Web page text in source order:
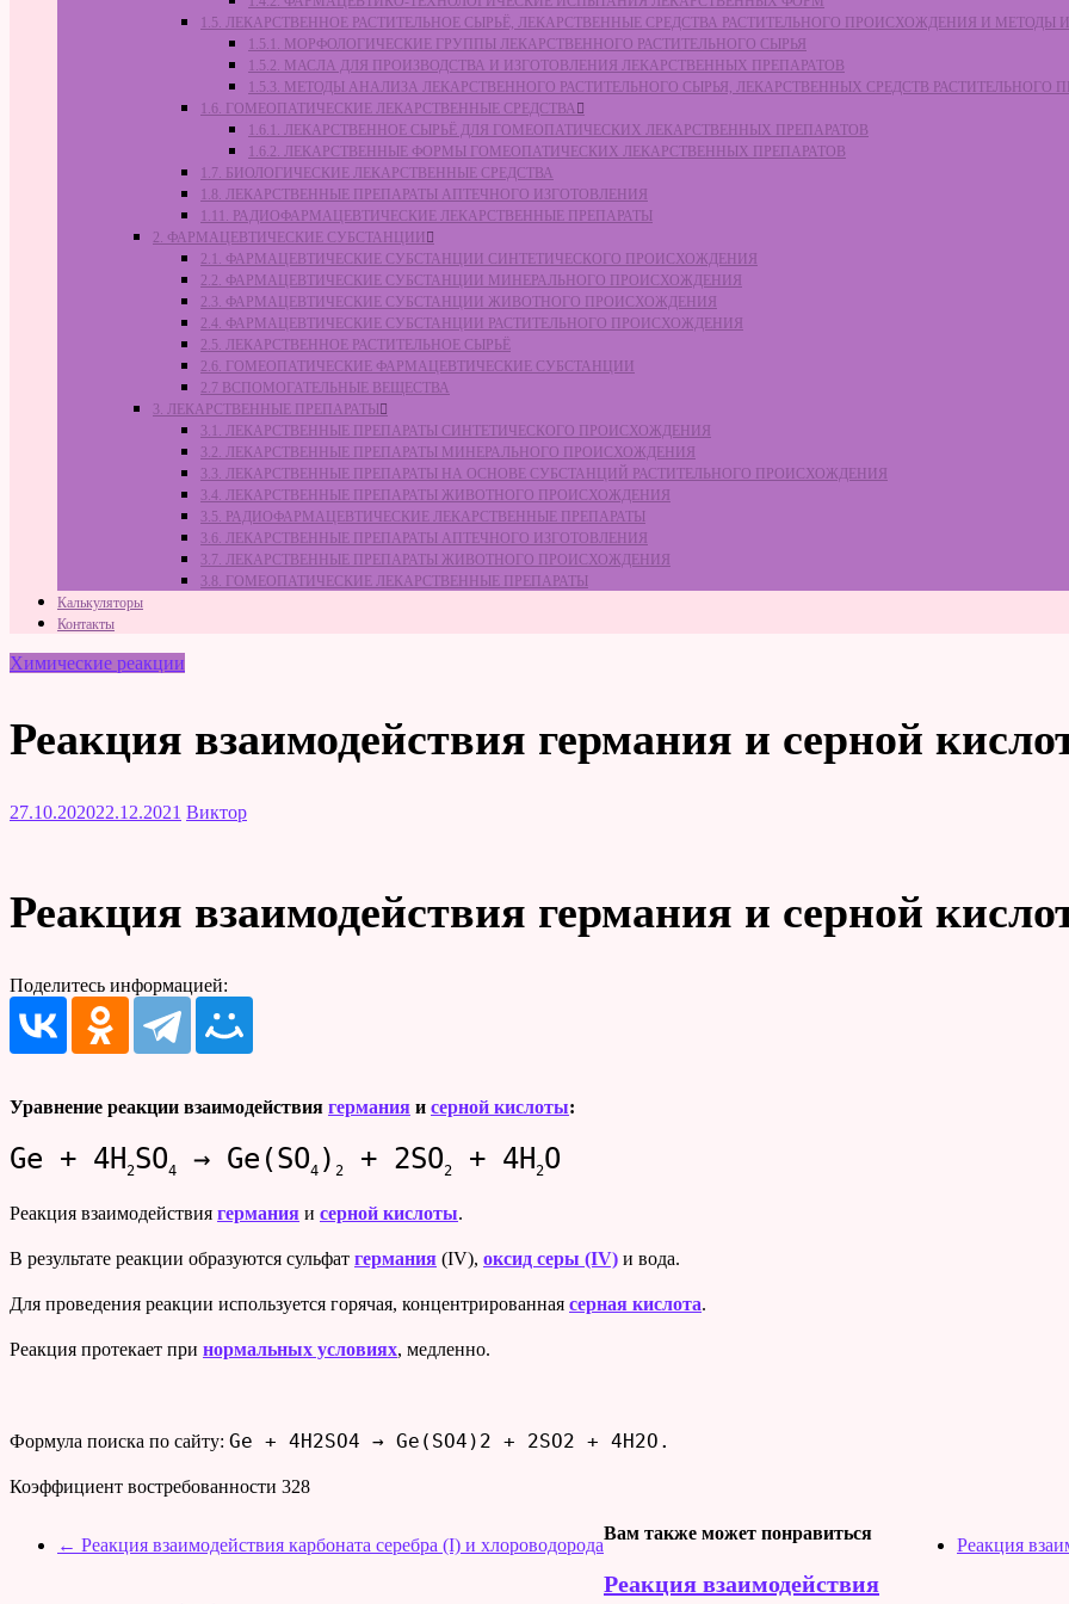
1.5. ЛЕКАРСТВЕННОЕ РАСТИТЕЛЬНОЕ СЫРЬЁ, ЛЕКАРСТВЕННЫЕ СРЕДСТВА РАСТИТЕЛЬНОГО ПРОИСХОЖДЕНИЯ И МЕТОДЫ
1.5.1. МОРФОЛОГИЧЕСКИЕ ГРУППЫ ЛЕКАРСТВЕННОГО РАСТИТЕЛЬНОГО СЫРЬЯ
1.5.2. МАСЛА ДЛЯ ПРОИЗВОДСТВА И ИЗГОТОВЛЕНИЯ ЛЕКАРСТВЕННЫХ ПРЕПАРАТОВ
1.5.3. МЕТОДЫ АНАЛИЗА ЛЕКАРСТВЕННОГО РАСТИТЕЛЬНОГО СЫРЬЯ, ЛЕКАРСТВЕННЫХ СРЕДСТВ РАСТИТЕЛЬНОГО
1.6. ГОМЕОПАТИЧЕСКИЕ ЛЕКАРСТВЕННЫЕ СРЕДСТВА
1.6.1. ЛЕКАРСТВЕННОЕ СЫРЬЁ ДЛЯ ГОМЕОПАТИЧЕСКИХ ЛЕКАРСТВЕННЫХ ПРЕПАРАТОВ
1.6.2. ЛЕКАРСТВЕННЫЕ ФОРМЫ ГОМЕОПАТИЧЕСКИХ ЛЕКАРСТВЕННЫХ ПРЕПАРАТОВ
1.7. БИОЛОГИЧЕСКИЕ ЛЕКАРСТВЕННЫЕ СРЕДСТВА
1.8. ЛЕКАРСТВЕННЫЕ ПРЕПАРАТЫ АПТЕЧНОГО ИЗГОТОВЛЕНИЯ
1.11. РАДИОФАРМАЦЕВТИЧЕСКИЕ ЛЕКАРСТВЕННЫЕ ПРЕПАРАТЫ
2. ФАРМАЦЕВТИЧЕСКИЕ СУБСТАНЦИИ
2.1. ФАРМАЦЕВТИЧЕСКИЕ СУБСТАНЦИИ СИНТЕТИЧЕСКОГО ПРОИСХОЖДЕНИЯ
2.2. ФАРМАЦЕВТИЧЕСКИЕ СУБСТАНЦИИ МИНЕРАЛЬНОГО ПРОИСХОЖДЕНИЯ
2.3. ФАРМАЦЕВТИЧЕСКИЕ СУБСТАНЦИИ ЖИВОТНОГО ПРОИСХОЖДЕНИЯ
2.4. ФАРМАЦЕВТИЧЕСКИЕ СУБСТАНЦИИ РАСТИТЕЛЬНОГО ПРОИСХОЖДЕНИЯ
2.5. ЛЕКАРСТВЕННОЕ РАСТИТЕЛЬНОЕ СЫРЬЁ
2.6. ГОМЕОПАТИЧЕСКИЕ ФАРМАЦЕВТИЧЕСКИЕ СУБСТАНЦИИ
2.7 ВСПОМОГАТЕЛЬНЫЕ ВЕЩЕСТВА
3. ЛЕКАРСТВЕННЫЕ ПРЕПАРАТЫ
3.1. ЛЕКАРСТВЕННЫЕ ПРЕПАРАТЫ СИНТЕТИЧЕСКОГО ПРОИСХОЖДЕНИЯ
3.2. ЛЕКАРСТВЕННЫЕ ПРЕПАРАТЫ МИНЕРАЛЬНОГО ПРОИСХОЖДЕНИЯ
3.3. ЛЕКАРСТВЕННЫЕ ПРЕПАРАТЫ НА ОСНОВЕ СУБСТАНЦИЙ РАСТИТЕЛЬНОГО ПРОИСХОЖДЕНИЯ
3.4. ЛЕКАРСТВЕННЫЕ ПРЕПАРАТЫ ЖИВОТНОГО ПРОИСХОЖДЕНИЯ
3.5. РАДИОФАРМАЦЕВТИЧЕСКИЕ ЛЕКАРСТВЕННЫЕ ПРЕПАРАТЫ
3.6. ЛЕКАРСТВЕННЫЕ ПРЕПАРАТЫ АПТЕЧНОГО ИЗГОТОВЛЕНИЯ
3.7. ЛЕКАРСТВЕННЫЕ ПРЕПАРАТЫ ЖИВОТНОГО ПРОИСХОЖДЕНИЯ
3.8. ГОМЕОПАТИЧЕСКИЕ ЛЕКАРСТВЕННЫЕ ПРЕПАРАТЫ
Калькуляторы
Контакты
Химические реакции
Реакция взаимодействия германия и серной
27.10.202022.12.2021 Виктор
Реакция взаимодействия германия и серной
Поделитесь информацией:
Уравнение реакции взаимодействия германия и серной кислоты:
Ge + 4H 2SO4 → Ge(SO4 ) 2 + 2SO2 + 4H 2O
Реакция взаимодействия германия и серной кислоты.
В результате реакции образуются сульфат германия (IV), оксид серы (IV) и вода.
Для проведения реакции используется горячая, концентрированная серная кислота.
Реакция протекает при нормальных условиях, медленно.
Формула поиска по сайту: Ge + 4H2SO4 → Ge(SO4)2 + 2SO2 + 4H2O.
Коэффициент востребованности 328
← Реакция взаимодействия карбоната серебра (I) и хлороводорода Реакция
Вам также может понравиться
Реакция взаимодействия